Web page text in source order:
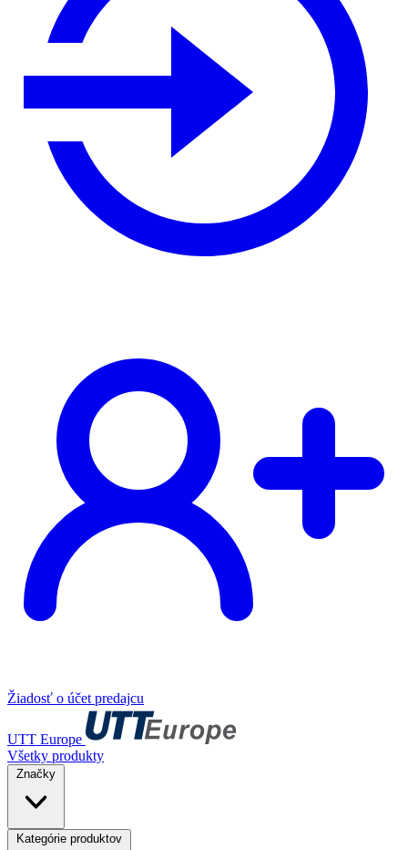
Žiadosť o účet predajcu
UTT Europe
Všetky produkty
Značky
Kategórie produktov